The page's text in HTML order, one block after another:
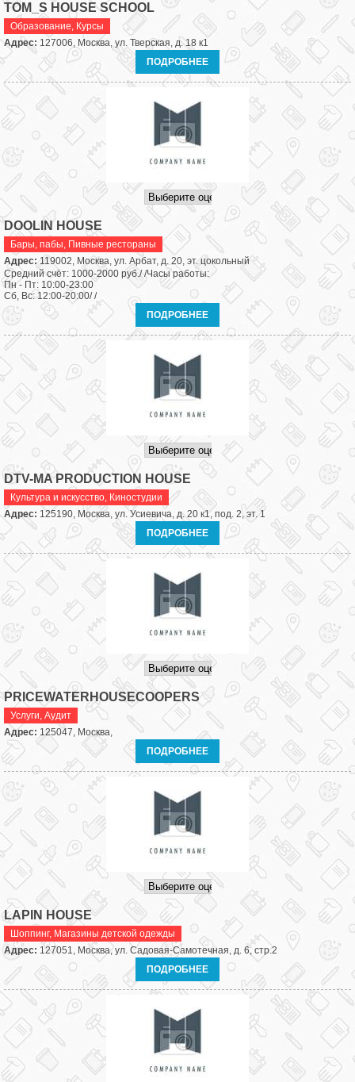
TOM_S HOUSE SCHOOL
Образование, Курсы
Адрес: 127006, Москва, ул. Тверская, д. 18 к1
ПОДРОБНЕЕ
DOOLIN HOUSE
Бары, пабы, Пивные рестораны
Адрес:119002, Москва, ул. Арбат, д. 20, эт. цокольный
Средний счёт: 1000-2000 руб./ /Часы работы:
Пн - Пт: 10:00-23:00
Сб, Вс: 12:00-20:00/ /
ПОДРОБНЕЕ
DTV-MA PRODUCTION HOUSE
Культура и искусство, Киностудии
Адрес: 125190, Москва, ул. Усиевича, д. 20 к1, под. 2, эт. 1
ПОДРОБНЕЕ
PRICEWATERHOUSECOOPERS
Услуги, Аудит
Адрес: 125047, Москва,
ПОДРОБНЕЕ
LAPIN HOUSE
Шоппинг, Магазины детской одежды
Адрес: 127051, Москва, ул. Садовая-Самотечная, д. 6, стр.2
ПОДРОБНЕЕ